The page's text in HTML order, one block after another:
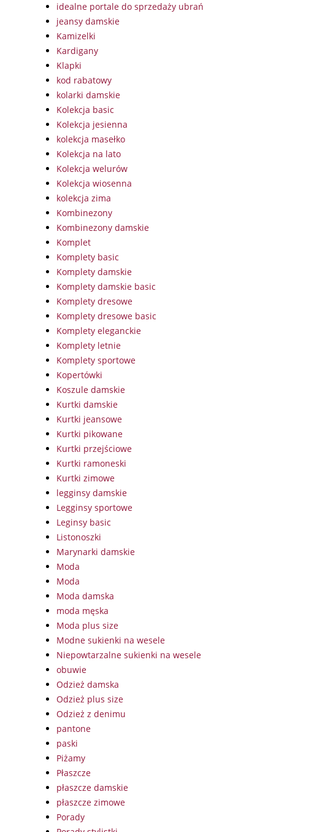
idealne portale do sprzedaży ubrań
jeansy damskie
Kamizelki
Kardigany
Klapki
kod rabatowy
kolarki damskie
Kolekcja basic
Kolekcja jesienna
kolekcja masełko
Kolekcja na lato
Kolekcja welurów
Kolekcja wiosenna
kolekcja zima
Kombinezony
Kombinezony damskie
Komplet
Komplety basic
Komplety damskie
Komplety damskie basic
Komplety dresowe
Komplety dresowe basic
Komplety eleganckie
Komplety letnie
Komplety sportowe
Kopertówki
Koszule damskie
Kurtki damskie
Kurtki jeansowe
Kurtki pikowane
Kurtki przejściowe
Kurtki ramoneski
Kurtki zimowe
legginsy damskie
Legginsy sportowe
Leginsy basic
Listonoszki
Marynarki damskie
Moda
Moda
Moda damska
moda męska
Moda plus size
Modne sukienki na wesele
Niepowtarzalne sukienki na wesele
obuwie
Odzież damska
Odzież plus size
Odzież z denimu
pantone
paski
Piżamy
Płaszcze
płaszcze damskie
płaszcze zimowe
Porady